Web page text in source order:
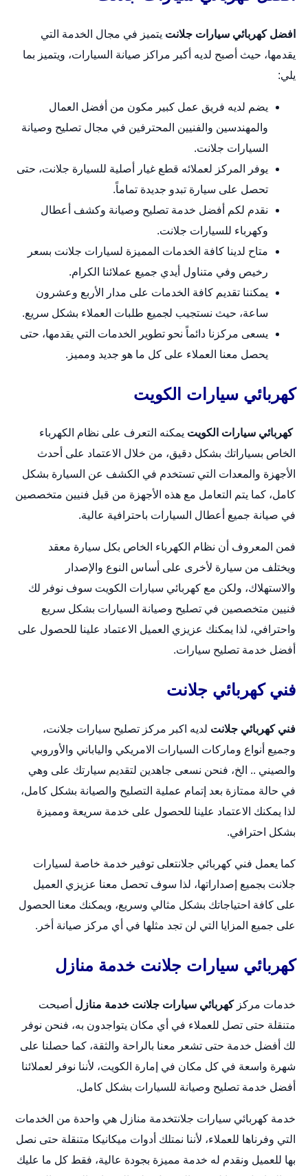
افضل كهربائي سيارات جلانت يتميز في مجال الخدمة التي
يقدمها، حيث أصبح لديه أكبر مراكز صيانة السيارات، ويتميز بما
يلي:
يضم لديه فريق عمل كبير مكون من أفضل العمال
والمهندسين والفنيين المحترفين في مجال تصليح وصيانة
السيارات جلانت.
يوفر المركز لعملائه قطع غيار أصلية للسيارة جلانت، حتى
تحصل على سيارة تبدو جديدة تماماً.
نقدم لكم أفضل خدمة تصليح وصيانة وكشف أعطال
وكهرباء للسيارات جلانت.
متاح لدينا كافة الخدمات المميزة لسيارات جلانت بسعر
رخيص وفي متناول أيدي جميع عملائنا الكرام.
يمكننا تقديم كافة الخدمات على مدار الأربع وعشرون
ساعة، حيث نستجيب لجميع طلبات العملاء بشكل سريع.
يسعى مركزنا دائماً نحو تطوير الخدمات التي يقدمها، حتى
يحصل معنا العملاء على كل ما هو جديد ومميز.
كهربائي سيارات الكويت
كهربائي سيارات الكويت يمكنه التعرف على نظام الكهرباء
الخاص بسياراتك بشكل دقيق، من خلال الاعتماد على أحدث
الأجهزة والمعدات التي تستخدم في الكشف عن السيارة بشكل
كامل، كما يتم التعامل مع هذه الأجهزة من قبل فنيين متخصصين
في صيانة جميع أعطال السيارات باحترافية عالية.
فمن المعروف أن نظام الكهرباء الخاص بكل سيارة معقد
ويختلف من سيارة لأخرى على أساس النوع والإصدار
والاستهلاك، ولكن مع كهربائي سيارات الكويت سوف نوفر لك
فنيين متخصصين في تصليح وصيانة السيارات بشكل سريع
واحترافي، لذا يمكنك عزيزي العميل الاعتماد علينا للحصول على
أفضل خدمة تصليح سيارات.
فني كهربائي جلانت
فني كهربائي جلانت لديه اكبر مركز تصليح سيارات جلانت،
وجميع أنواع وماركات السيارات الامريكي والياباني والأوروبي
والصيني .. الخ، فنحن نسعى جاهدين لتقديم سيارتك على وهي
في حالة ممتازة بعد إتمام عملية التصليح والصيانة بشكل كامل،
لذا يمكنك الاعتماد علينا للحصول على خدمة سريعة ومميزة
بشكل احترافي.
كما يعمل فني كهربائي جلانتعلى توفير خدمة خاصة لسيارات
جلانت بجميع إصداراتها، لذا سوف تحصل معنا عزيزي العميل
على كافة احتياجاتك بشكل مثالي وسريع، ويمكنك معنا الحصول
على جميع المزايا التي لن تجد مثلها في أي مركز صيانة أخر.
كهربائي سيارات جلانت خدمة منازل
خدمات مركزكهربائي سيارات جلانت خدمة منازل أصبحت
متنقلة حتى تصل للعملاء في أي مكان يتواجدون به، فنحن نوفر
لك أفضل خدمة حتى تشعر معنا بالراحة والثقة، كما حصلنا على
شهرة واسعة في كل مكان في إمارة الكويت، لأننا نوفر لعملائنا
أفضل خدمة تصليح وصيانة للسيارات بشكل كامل.
خدمة كهربائي سيارات جلانتخدمة منازل هي واحدة من الخدمات
التي وفرناها للعملاء، لأننا نمتلك أدوات ميكانيكا متنقلة حتى نصل
بها للعميل ونقدم له خدمة مميزة بجودة عالية، فقط كل ما عليك